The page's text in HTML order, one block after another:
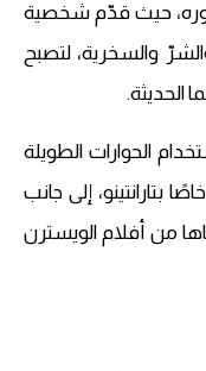
مساعد عام 2010 عن دوره، حيث قدّم شخصية
والسخرية، لتصبح
الحديثة.
الحوارات الطويلة
بتارانتينو، إلى جانب
من أفلام الويسترن